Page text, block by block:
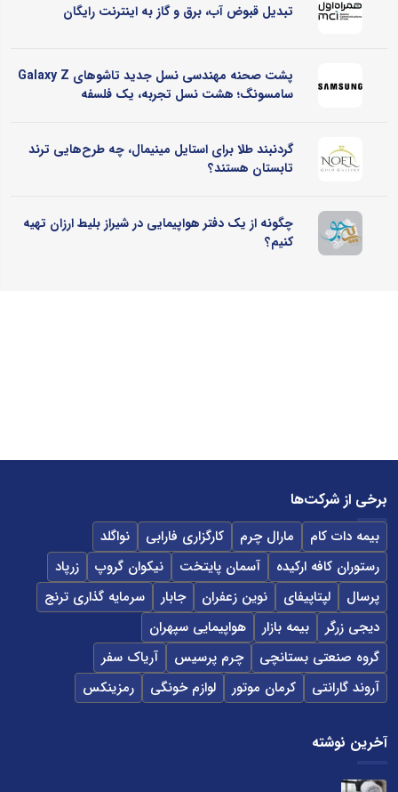
تبدیل قبوض آب، برق و گاز به اینترنت رایگان
پشت صحنه مهندسی نسل جدید تاشوهای Galaxy Z
سامسونگ؛ هشت نسل تجربه، یک فلسفه
گردنبند طلا برای استایل مینیمال، چه طرح‌هایی ترند
تابستان هستند؟
چگونه از یک دفتر هواپیمایی در شیراز بلیط ارزان تهیه
کنیم؟
برخی از شرکت‌ها
بیمه دات کام مارال چرم کارگزاری فارابی
نواگلد
رستوران کافه ارکیده
آسمان پایتخت نیکوان گروپ
زرپاد
پرسال
لپتاپیفای نوین زعفران جابار
سرمایه گذاری ترنج
دیجی زرگر
بیمه بازار
هواپیمایی سپهران
گروه صنعتی بستانچی
چرم پرسیس
آریاک سفر
آروند گارانتی
کرمان موتور لوازم خونگی رمزینکس
آخرین نوشته